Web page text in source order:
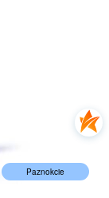
Paznokcie